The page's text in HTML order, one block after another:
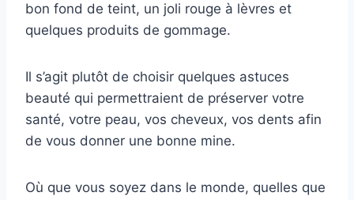
bon fond de teint, un joli rouge à lèvres et
quelques produits de gommage.
Il s’agit plutôt de choisir quelques astuces
beauté qui permettraient de préserver votre
santé, votre peau, vos cheveux, vos dents afin
de vous donner une bonne mine.
Où que vous soyez dans le monde, quelles que